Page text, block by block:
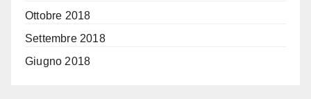
Ottobre 2018
Settembre 2018
Giugno 2018